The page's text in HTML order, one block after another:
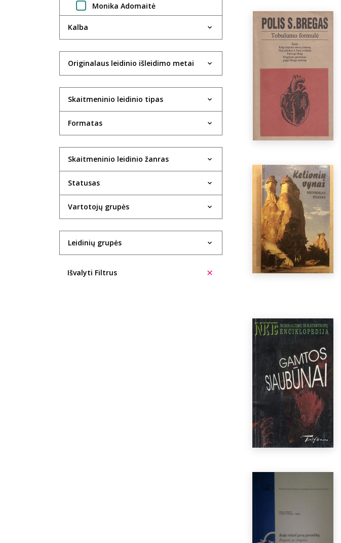
Monika Adomaitė
Jūratė Adomaitytė
Violeta Agejeva
Rima Aidietė
UAB Aktida
Robertas Aleksaitis
Evelina Aleliūnienė
Rasa Alenskaitė
Kristin Allison
Trinidad López Álvarez
Ūla Ambrasaitė
Kalba
Originalaus leidinio išleidimo metai
Skaitmeninio leidinio tipas
Formatas
Skaitmeninio leidinio žanras
Statusas
Vartotojų grupės
Leidinių grupės
Išvalyti Filtrus